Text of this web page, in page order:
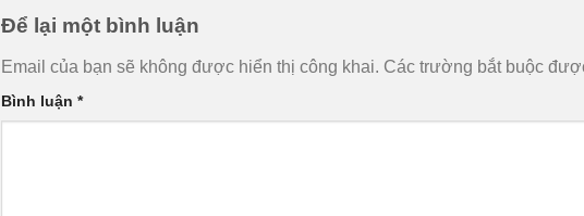
Để lại một bình luận
Email của bạn sẽ không được hiển thị công khai. Các trường bắt buộc
Bình luận *